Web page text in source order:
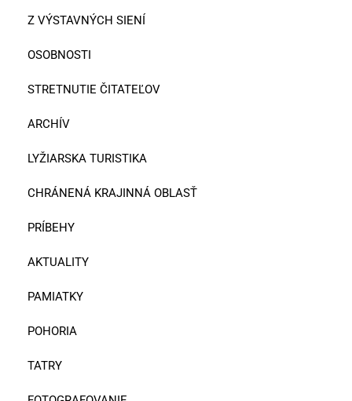
Z VÝSTAVNÝCH SIENÍ
OSOBNOSTI
STRETNUTIE ČITATEĽOV
ARCHÍV
LYŽIARSKA TURISTIKA
CHRÁNENÁ KRAJINNÁ OBLASŤ
PRÍBEHY
AKTUALITY
PAMIATKY
POHORIA
TATRY